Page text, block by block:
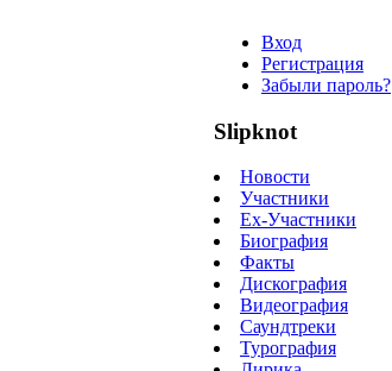
Вход
Регистрация
Забыли пароль?
Slipknot
Новости
Участники
Ex-Участники
Биография
Факты
Дискография
Видеография
Саундтреки
Турография